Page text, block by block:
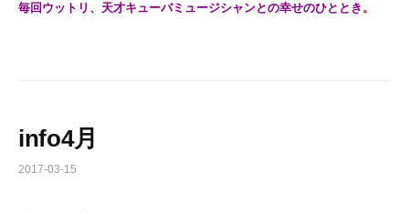
毎回ウットリ、天才キューバミュージシャンとの幸せのひととき。
info4月
2017-03-15